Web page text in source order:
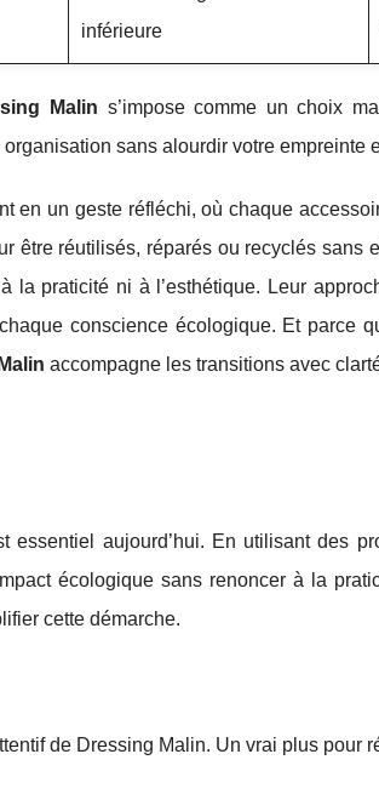
inférieure
Malin s’impose comme un choix
sans alourdir votre empreinte
en un geste réfléchi, où chaque
être réutilisés, réparés ou recyclés sans
la praticité ni à l’esthétique. Leur
conscience écologique. Et parce
accompagne les transitions avec
essentiel aujourd’hui. En utilisant des
écologique sans renoncer à la
cette démarche.
de Dressing Malin. Un vrai plus pour